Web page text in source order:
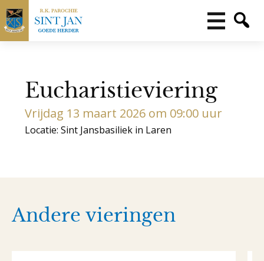
Eucharistieviering
Vrijdag 13 maart 2026 om 09:00 uur
Locatie: Sint Jansbasiliek in Laren
Andere vieringen